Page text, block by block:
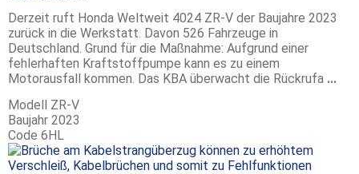
Derzeit ruft Honda Weltweit 4024 ZR-V der Baujahre 2023
zurück in die Werkstatt. Davon 526 Fahrzeuge in
Deutschland. Grund für die Maßnahme: Aufgrund einer
fehlerhaften Kraftstoffpumpe kann es zu einem
Motorausfall kommen. Das KBA überwacht die Rückrufa ...
Modell ZR-V
Baujahr 2023
Code 6HL